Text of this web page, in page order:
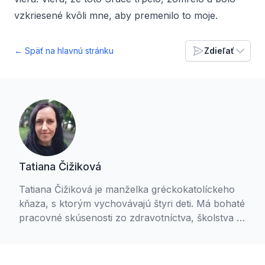
vzkriesené kvôli mne, aby premenilo to moje.
← Späť na hlavnú stránku Zdieľať
Tatiana Čižiková
Tatiana Čižiková je manželka gréckokatolíckeho
kňaza, s ktorým vychovávajú štyri deti. Má bohaté
pracovné skúsenosti zo zdravotníctva, školstva aj